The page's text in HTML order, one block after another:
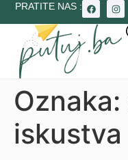
PRATITE NAS :
Oznaka:
iskustva